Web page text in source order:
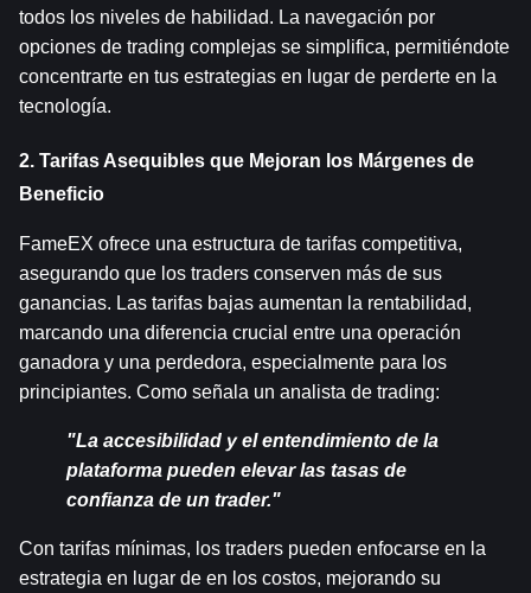
todos los niveles de habilidad. La navegación por
opciones de trading complejas se simplifica, permitiéndote
concentrarte en tus estrategias en lugar de perderte en la
tecnología.
2. Tarifas Asequibles que Mejoran los Márgenes de
Beneficio
FameEX ofrece una estructura de tarifas competitiva,
asegurando que los traders conserven más de sus
ganancias. Las tarifas bajas aumentan la rentabilidad,
marcando una diferencia crucial entre una operación
ganadora y una perdedora, especialmente para los
principiantes. Como señala un analista de trading:
"La accesibilidad y el entendimiento de la
plataforma pueden elevar las tasas de
confianza de un trader."
Con tarifas mínimas, los traders pueden enfocarse en la
estrategia en lugar de en los costos, mejorando su